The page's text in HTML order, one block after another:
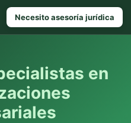
Necesito asesoría jurídica
en